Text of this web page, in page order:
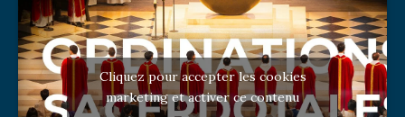
Cliquez pour accepter les cookies
marketing et activer ce contenu